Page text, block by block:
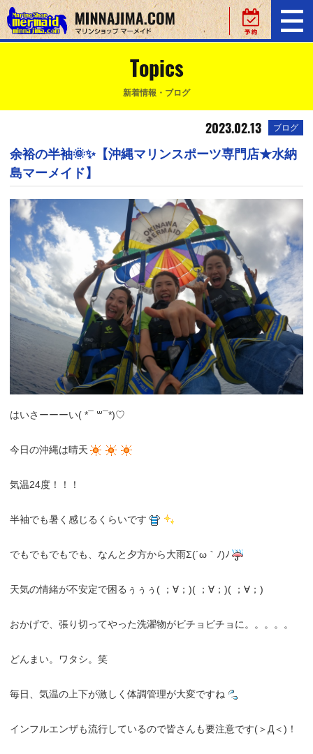
Topics
新着情報・ブログ
2023.02.13 ブログ
余裕の半袖🌞✨【沖縄マリンスポーツ専門店★水納
島マーメイド】
はいさーーーい( *¯ ꒳¯*)♡
今日の沖縄は晴天
気温24度！！！
半袖でも暑く感じるくらいです
でもでもでもでも、なんと夕方から大雨Σ(´ω｀ﾉ)ﾉ
天気の情緒が不安定で困るぅぅぅ( ；∀；)( ；∀；)( ；∀；)
おかげで、張り切ってやった洗濯物がビチョビチョに。。。。。
どんまい。ワタシ。笑
毎日、気温の上下が激しく体調管理が大変ですね
インフルエンザも流行しているので皆さんも要注意です(＞Д＜)！